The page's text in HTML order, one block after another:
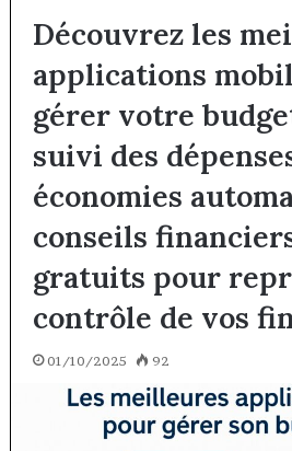
Découvrez les
applications
gérer votre
suivi des
économies
conseils
gratuits pour
contrôle de vos
01/10/2025 92